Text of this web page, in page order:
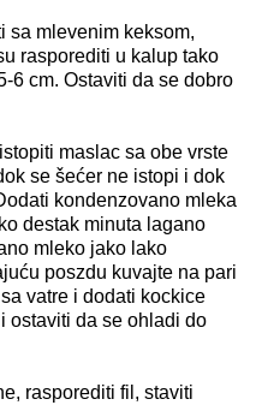
sa mlevenim keksom,
rasporediti u kalup tako
6 cm. Ostaviti da se dobro
maslac sa obe vrste
se šećer ne istopi i dok
kondenzovano mleka
destak minuta lagano
mleko jako lako
poszdu kuvajte na pari
vatre i dodati kockice
ostaviti da se ohladi do
rasporediti fil, staviti